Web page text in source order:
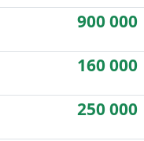
900 000
160 000
250 000